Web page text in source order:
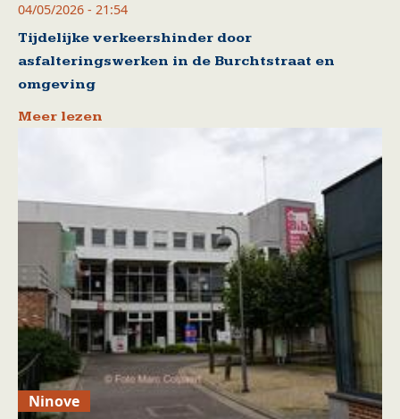
04/05/2026 - 21:54
Tijdelijke verkeershinder door
asfalteringswerken in de Burchtstraat en
omgeving
Meer lezen
Ninove